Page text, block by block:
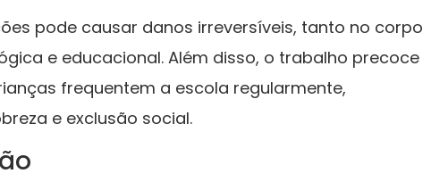
pode causar danos irreversíveis, tanto no corpo
e educacional. Além disso, o trabalho precoce
frequentem a escola regularmente,
e exclusão social.